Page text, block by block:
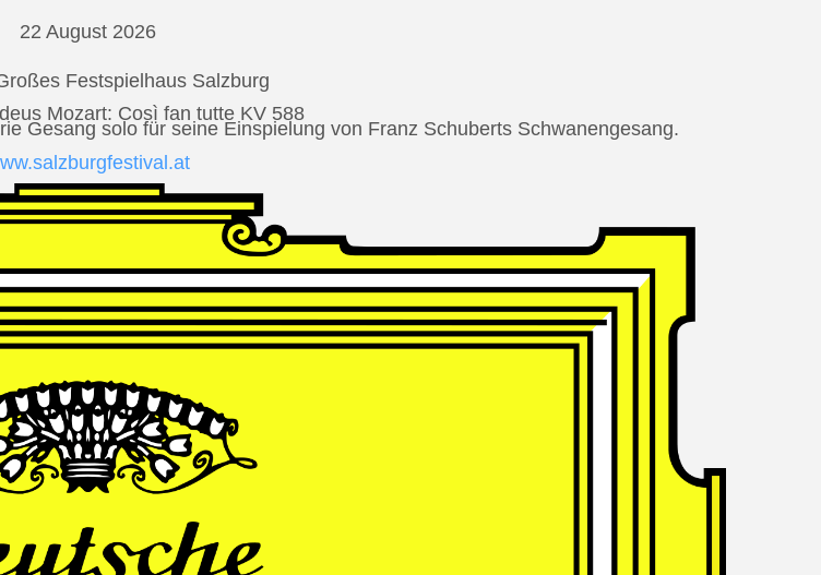
22 August 2026
Festspielhaus Salzburg
Mozart: Così fan tutte KV 588
at Deutsche Grammophon
Gesang solo für seine Einspielung von Franz Schuberts Schwanengesang.